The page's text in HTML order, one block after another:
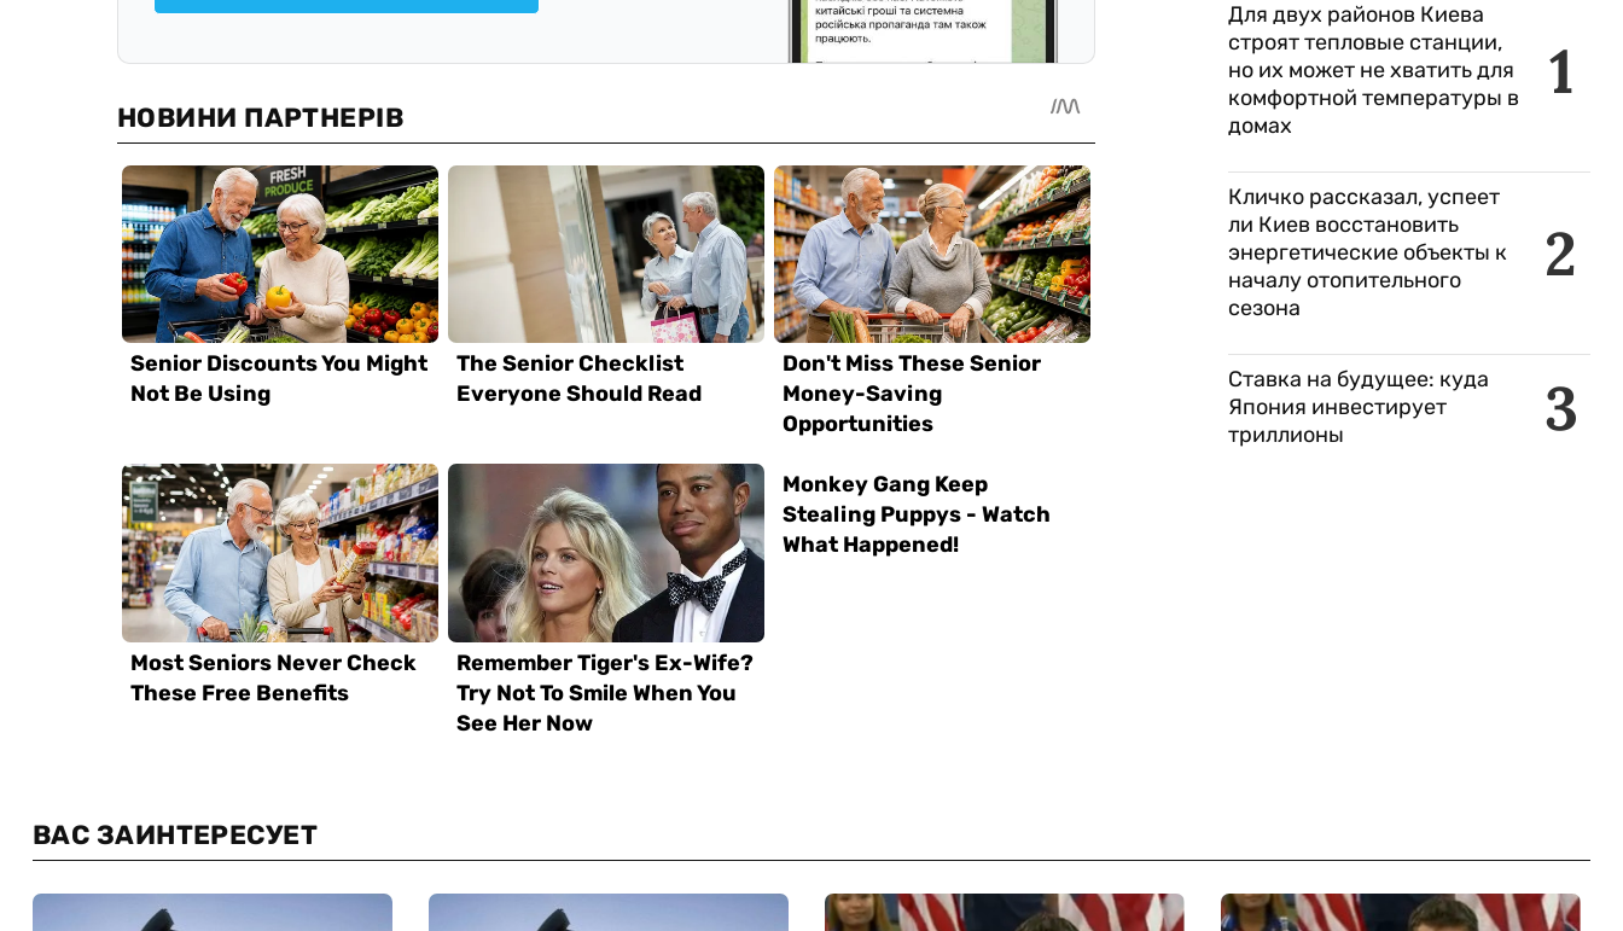
1
Для двух районов Киева
строят тепловые станции,
но их может не хватить для
комфортной температуры в
домах
2
Кличко рассказал, успеет
ли Киев восстановить
энергетические объекты к
началу отопительного
сезона
3
Ставка на будущее: куда
Япония инвестирует
триллионы
ВАС ЗАИНТЕРЕСУЕТ